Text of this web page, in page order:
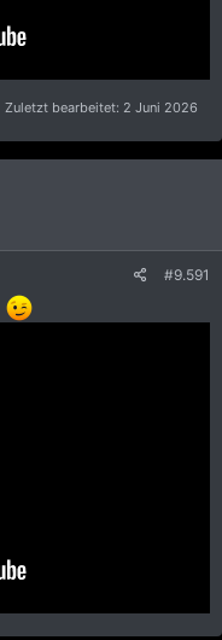
Zuletzt bearbeitet: 2 Juni 2026
#9.591